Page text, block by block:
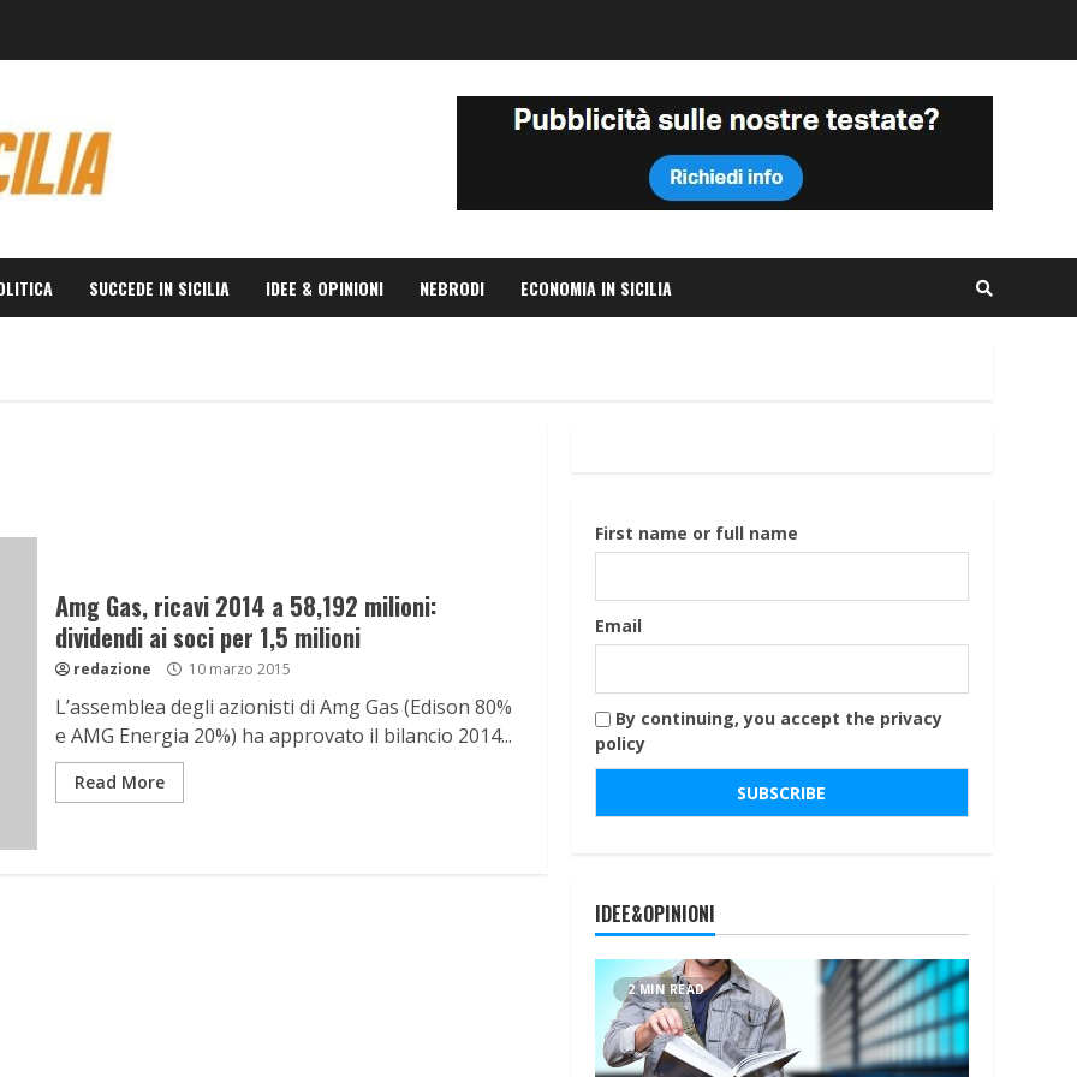
SUCCEDE IN SICILIA IDEE & OPINIONI NEBRODI ECONOMIA IN SICILIA
Amg Gas, ricavi 2014 a 58,192 milioni:
dividendi ai soci per 1,5 milioni
redazione 10 marzo 2015
L’assemblea degli azionisti di Amg Gas (Edison 80%
e AMG Energia 20%) ha approvato il bilancio 2014...
Read More
First name or full name
Email
By continuing, you accept the privacy
policy
IDEE&OPINIONI
2 MIN READ